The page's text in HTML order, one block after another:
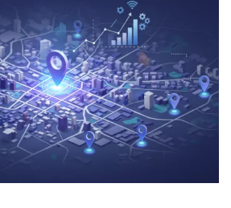
de Loja Virtual
no Google)
Animados
Digital
Sociais